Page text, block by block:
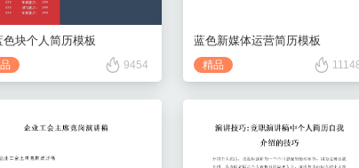
色块个人简历模板
9454
蓝色新媒体运营简历模板
精品